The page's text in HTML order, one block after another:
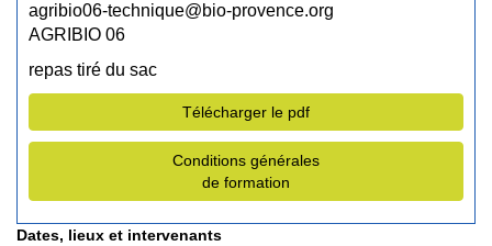
agribio06-technique@bio-provence.org
AGRIBIO 06
repas tiré du sac
Télécharger le pdf
Conditions générales
de formation
Dates, lieux et intervenants